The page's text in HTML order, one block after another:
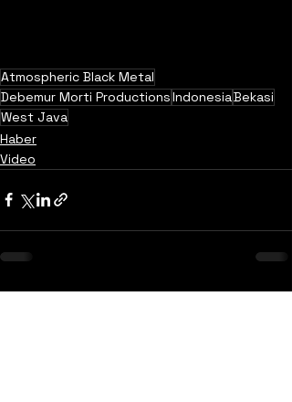
Atmospheric Black Metal
Debemur Morti ProductionsIndonesiaBekasi
West Java
Haber
Video